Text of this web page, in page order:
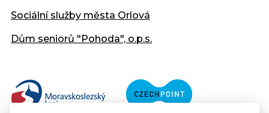
Sociální služby města Orlová
Dům seniorů "Pohoda", o.p.s.